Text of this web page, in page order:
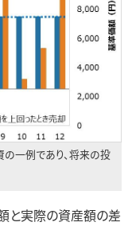
一例であり、将来の投
と実際の資産額の差